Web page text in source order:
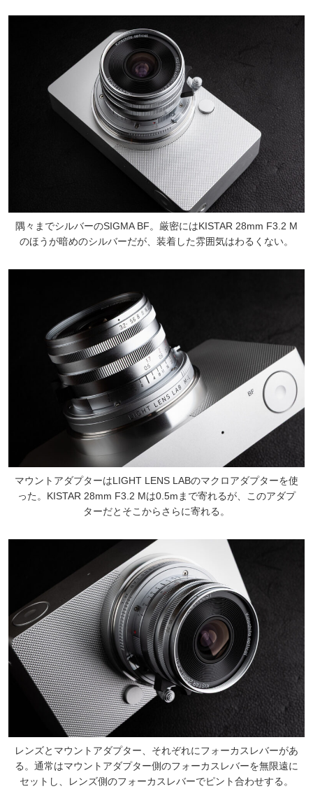
隅々までシルバーのSIGMA BF。厳密にはKISTAR 28mm F3.2 M
のほうが暗めのシルバーだが、装着した雰囲気はわるくない。
マウントアダプターはLIGHT LENS LABのマクロアダプターを使
った。KISTAR 28mm F3.2 Mは0.5mまで寄れるが、このアダプ
ターだとそこからさらに寄れる。
レンズとマウントアダプター、それぞれにフォーカスレバーがあ
る。通常はマウントアダプター側のフォーカスレバーを無限遠に
セットし、レンズ側のフォーカスレバーでピント合わせする。